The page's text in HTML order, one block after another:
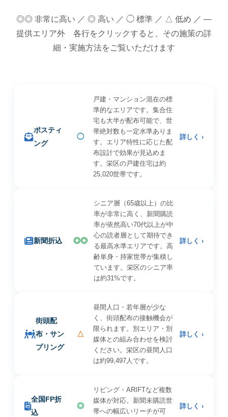
◎◎ 非常に高い ／ ◎ 高い ／ ◯ 標準 ／ △ 低め ／ —
提供エリア外 各行をクリックすると、その施策の詳
細・実施方法をご覧いただけます
ポスティ
ング
◯
戸建・マンション混在の標
準的なエリアです。集合住
宅も大半が配布可能で、世
帯絶対数も一定水準ありま
す。エリア特性に応じた配
布設計で効果が見込めま
す。栄区の戸建住宅は約
25,020世帯です。
詳しく ›
新聞折込 ◎◎
シニア層（65歳以上）の比
率が非常に高く、新聞購読
率が依然高い70代以上が中
心の読者層として期待でき
る最高水準エリアです。高
齢単身・持家世帯が集積し
ています。栄区のシニア率
は約31%です。
詳しく ›
街頭配
布・サン
プリング
△
昼間人口・若年層が少な
く、街頭配布の接触機会が
限られます。別エリア・別
媒体との組み合わせを検討
ください。栄区の昼間人口
は約99,497人です。
詳しく ›
全国FP折
込
◎
リビング・ARIFTなど複数
媒体が対応。新聞未購読世
帯への幅広いリーチが可
詳しく ›